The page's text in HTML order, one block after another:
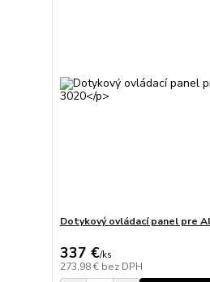
Dotykový ovládací panel pre
337 €/ks
273,98 € bez DPH